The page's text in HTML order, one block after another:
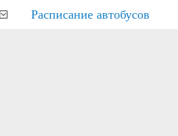
Расписание автобусов